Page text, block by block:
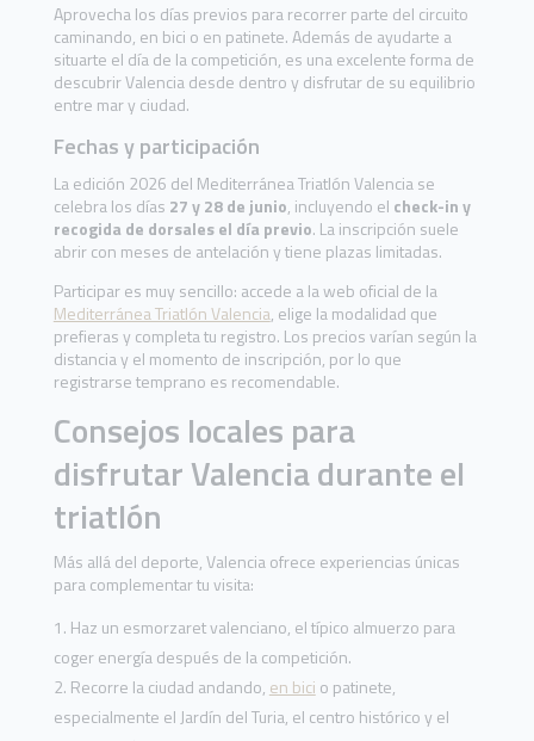
Aprovecha los días previos para recorrer parte del circuito
caminando, en bici o en patinete. Además de ayudarte a
situarte el día de la competición, es una excelente forma de
descubrir Valencia desde dentro y disfrutar de su equilibrio
entre mar y ciudad.
Fechas y participación
La edición 2026 del Mediterránea Triatlón Valencia se
celebra los días 27 y 28 de junio, incluyendo el check-in y
recogida de dorsales el día previo. La inscripción suele
abrir con meses de antelación y tiene plazas limitadas.
Participar es muy sencillo: accede a la web oficial de la
Mediterránea Triatlón Valencia, elige la modalidad que
prefieras y completa tu registro. Los precios varían según la
distancia y el momento de inscripción, por lo que
registrarse temprano es recomendable.
Consejos locales para
disfrutar Valencia durante el
triatlón
Más allá del deporte, Valencia ofrece experiencias únicas
para complementar tu visita:
Haz un esmorzaret valenciano, el típico almuerzo para
coger energía después de la competición.
Recorre la ciudad andando, en bici o patinete,
especialmente el Jardín del Turia, el centro histórico y el